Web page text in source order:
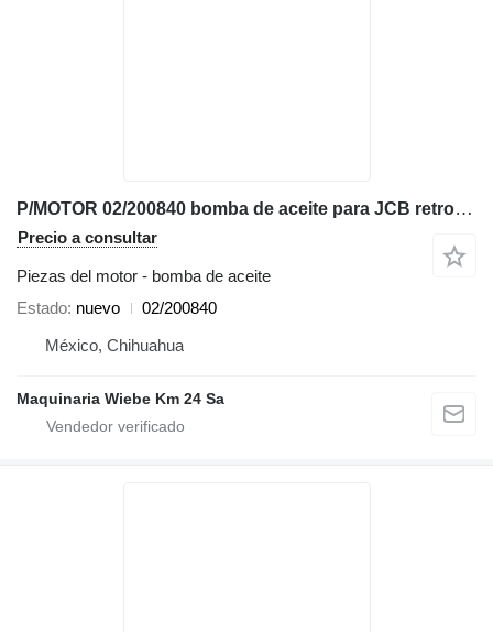
P/MOTOR 02/200840 bomba de aceite para JCB retroexcavadora
Precio a consultar
Piezas del motor - bomba de aceite
Estado nuevo
02/200840
México, Chihuahua
Maquinaria Wiebe Km 24 Sa